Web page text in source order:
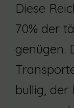
Diese
70% der
genügen.
bullig, der